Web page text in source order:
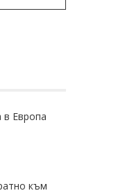
Европа
към